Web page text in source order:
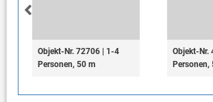
Objekt-Nr. 72706 | 1-4
Personen, 50 m
Objekt-Nr.
Personen,